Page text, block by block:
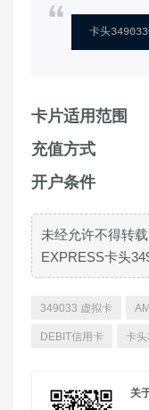
卡头
卡片适用范围
充值方式
开户条件
未经允许不得转载
EXPRESS卡头
349033 虚拟卡
DEBIT信用卡 卡
关